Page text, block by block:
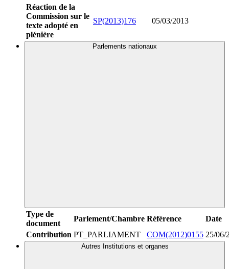
Réaction de la
Commission sur le
texte adopté en
plénière
SP(2013)176 05/03/2013
Parlements nationaux
Type de
document
Parlement/Chambre Référence
Date
Contribution PT_PARLIAMENT COM(2012)0155 25/06/
Autres Institutions et organes